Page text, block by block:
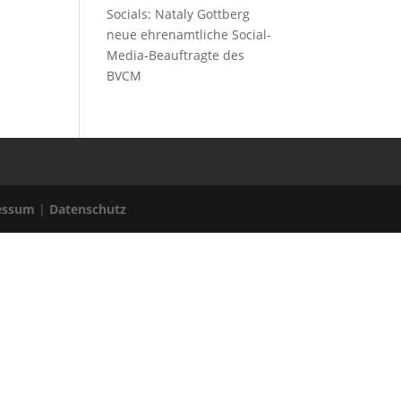
Socials: Nataly Gottberg
neue ehrenamtliche Social-
Media-Beauftragte des
BVCM
| Datenschutz